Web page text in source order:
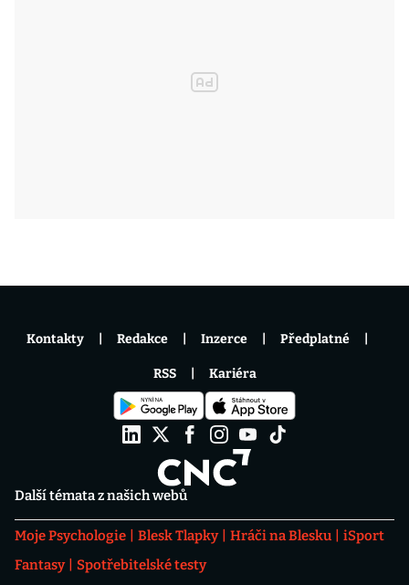
Další témata z našich webů
Moje Psychologie Blesk Tlapky Hráči na Blesku
iSport
Fantasy
Spotřebitelské testy
Kontakty Redakce Inzerce Předplatné
RSS Kariéra